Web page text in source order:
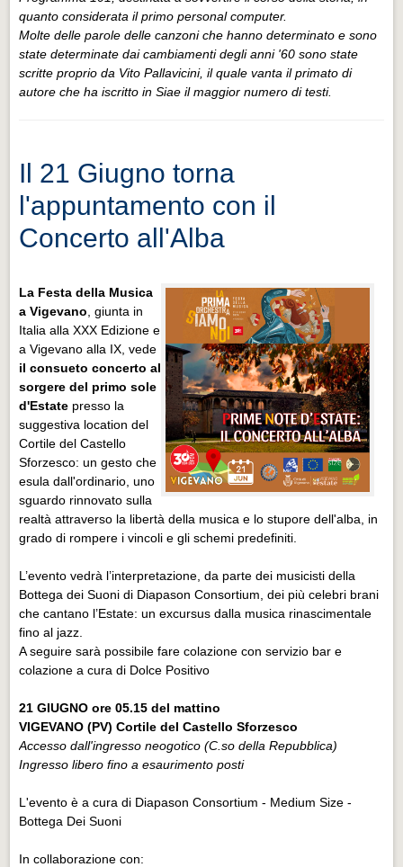
quanto considerata il primo personal computer.
Molte delle parole delle canzoni che hanno determinato e sono
state determinate dai cambiamenti degli anni '60 sono state
scritte proprio da Vito Pallavicini, il quale vanta il primato di
autore che ha iscritto in Siae il maggior numero di testi.
Il 21 Giugno torna
l'appuntamento con il
Concerto all'Alba
La Festa della Musica
a Vigevano , giunta in
Italia alla XXX Edizione e
a Vigevano alla IX, vede
il consueto concerto al
sorgere del primo sole
d'Estate presso la
suggestiva location del
Cortile del Castello
Sforzesco: un gesto che
esula dall'ordinario, uno
sguardo rinnovato sulla
realtà attraverso la libertà della musica e lo stupore dell'alba, in
grado di rompere i vincoli e gli schemi predefiniti.
L’evento vedrà l’interpretazione, da parte dei musicisti della
Bottega dei Suoni di Diapason Consortium, dei più celebri brani
che cantano l’Estate: un excursus dalla musica rinascimentale
fino al jazz.
A seguire sarà possibile fare colazione con servizio bar e
colazione a cura di Dolce Positivo
21 GIUGNO ore 05.15 del mattino
VIGEVANO (PV) Cortile del Castello Sforzesco
Accesso dall'ingresso neogotico (C.so della Repubblica)
Ingresso libero fino a esaurimento posti
L'evento è a cura di Diapason Consortium - Medium Size -
Bottega Dei Suoni
In collaborazione con: